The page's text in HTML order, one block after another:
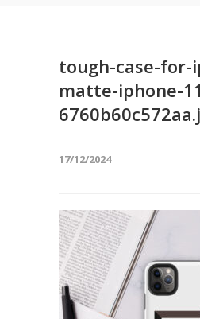
tough-case-for-
matte-iphone-
17/12/2024